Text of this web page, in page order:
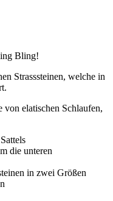
Bling!
Strasssteinen, welche in
elatischen Schlaufen,
die unteren
in zwei Größen